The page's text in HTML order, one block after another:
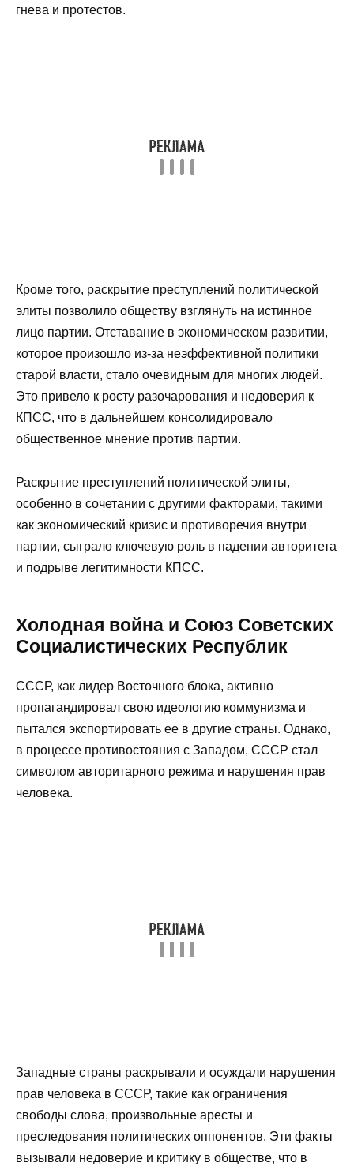
гнева и протестов.
Кроме того, раскрытие преступлений политической
элиты позволило обществу взглянуть на истинное
лицо партии. Отставание в экономическом развитии,
которое произошло из-за неэффективной политики
старой власти, стало очевидным для многих людей.
Это привело к росту разочарования и недоверия к
КПСС, что в дальнейшем консолидировало
общественное мнение против партии.
Раскрытие преступлений политической элиты,
особенно в сочетании с другими факторами, такими
как экономический кризис и противоречия внутри
партии, сыграло ключевую роль в падении авторитета
и подрыве легитимности КПСС.
Холодная война и Союз Советских
Социалистических Республик
СССР, как лидер Восточного блока, активно
пропагандировал свою идеологию коммунизма и
пытался экспортировать ее в другие страны. Однако,
в процессе противостояния с Западом, СССР стал
символом авторитарного режима и нарушения прав
человека.
Западные страны раскрывали и осуждали нарушения
прав человека в СССР, такие как ограничения
свободы слова, произвольные аресты и
преследования политических оппонентов. Эти факты
вызывали недоверие и критику в обществе, что в